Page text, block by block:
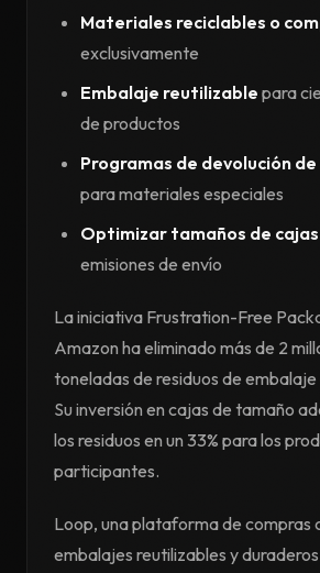
Materiales reciclables o
exclusivamente
Embalaje reutilizable para
de productos
Programas de devolución
para materiales especiales
Optimizar tamaños de cajas
emisiones de envío
La iniciativa Frustration-Free
Amazon ha eliminado más de 2
toneladas de residuos de
Su inversión en cajas de tamaño
los residuos en un 33% para los
participantes.
Loop, una plataforma de compras
embalajes reutilizables y